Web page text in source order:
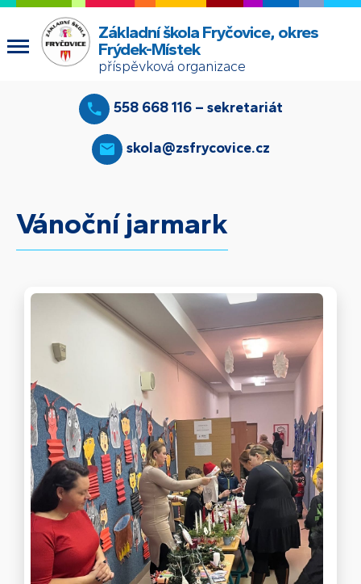
Základní škola Fryčovice, okres
Frýdek-Místek
příspěvková organizace
558 668 116 – sekretariát
skola@zsfrycovice.cz
Vánoční jarmark